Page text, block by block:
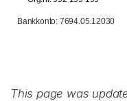
Bankkonto: 7694.05.12030
This page was